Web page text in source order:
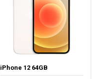
iPhone 12 64GB